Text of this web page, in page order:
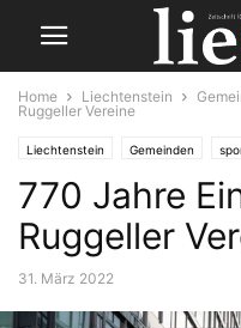
Home Liechtenstein
Ruggeller Vereine
Liechtenstein Gemeinden
770 Jahre
Ruggeller
31. März 2022